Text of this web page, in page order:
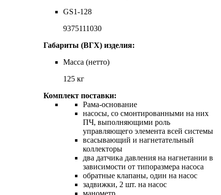
GS1-128
9375111030
Габариты (ВГХ) изделия:
Масса (нетто)
125 кг
Комплект поставки:
Рама-основание
насосы, со смонтированными на них
ПЧ, выполняющими роль
управляющего элемента всей системы
всасывающий и нагнетательный
коллекторы
два датчика давления на нагнетании в
зависимости от типоразмера насоса
обратные клапаны, один на насос
задвижки, 2 шт. на насос